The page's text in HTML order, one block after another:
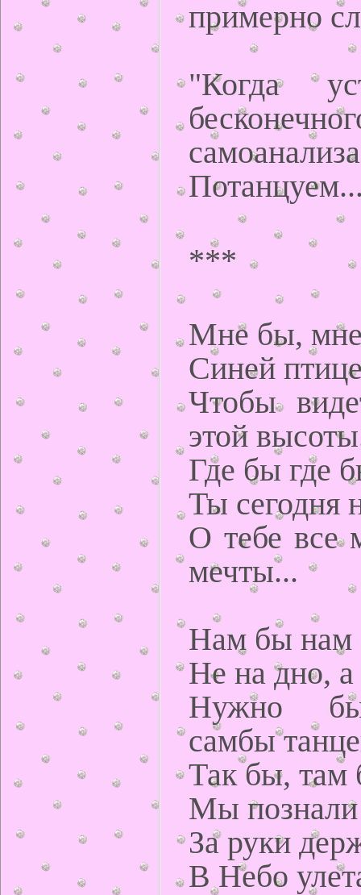
примерно
"Когда
***
Мне бы,
Синей
Чтобы
этой
Где бы где
Ты сегодня
О тебе все
мечты...
Нам бы
Не на дно,
Нужно
самбы
Так бы,
Мы познали
За руки
В Небо